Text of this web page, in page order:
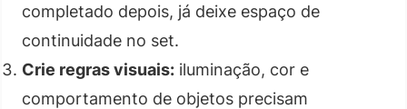
completado depois, já deixe espaço de
continuidade no set.
Crie regras visuais: iluminação, cor e
comportamento de objetos precisam